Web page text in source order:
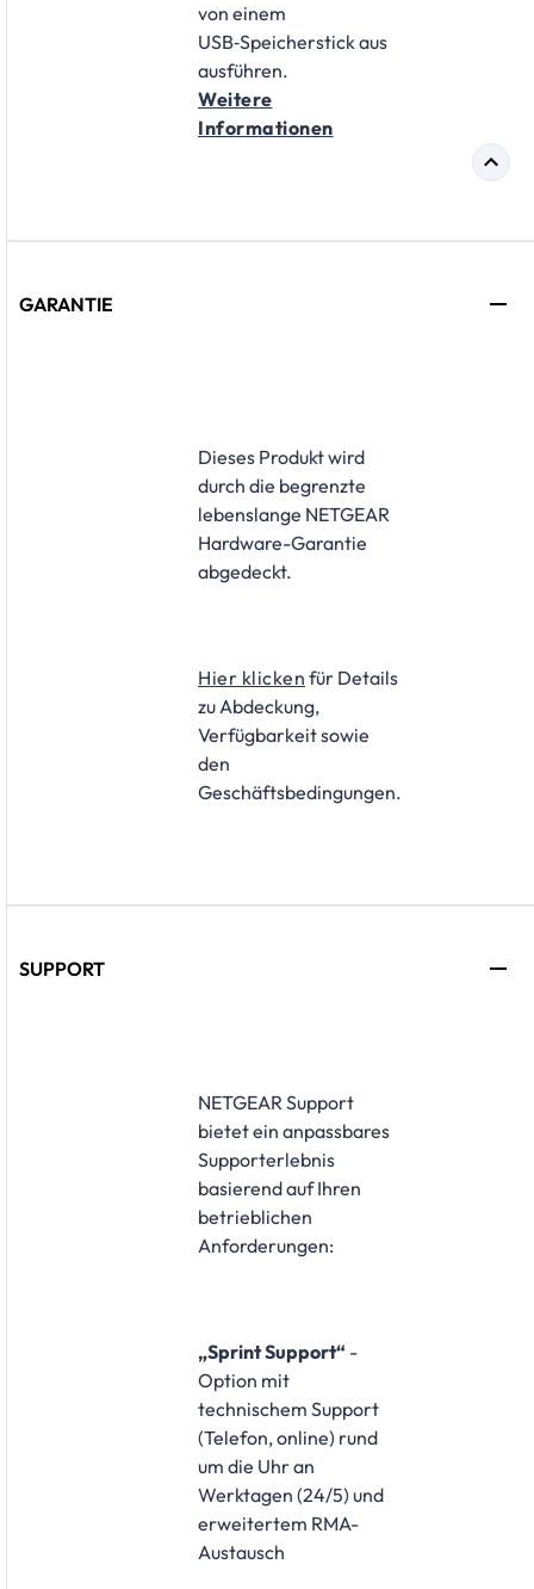
von einem
USB‑Speicherstick aus
ausführen.
Weitere
Informationen
GARANTIE
​Dieses Produkt wird
durch die begrenzte
lebenslange NETGEAR
Hardware-Garantie
abgedeckt.
Hier klicken für Details
zu Abdeckung,
Verfügbarkeit sowie
den
Geschäftsbedingungen.
SUPPORT
NETGEAR Support
bietet ein anpassbares
Supporterlebnis
basierend auf Ihren
betrieblichen
Anforderungen:
„Sprint Support“ -
Option mit
technischem Support
(Telefon, online) rund
um die Uhr an
Werktagen (24/5) und
erweitertem RMA-
Austausch